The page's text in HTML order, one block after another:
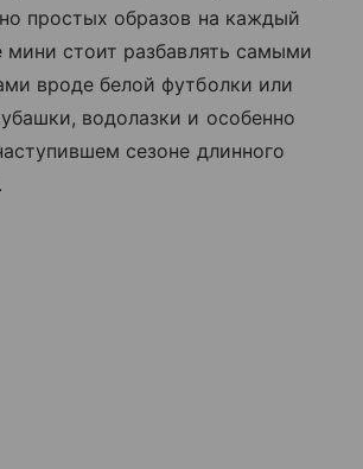
простых образов на каждый
мини стоит разбавлять самыми
вроде белой футболки или
водолазки и особенно
сезоне длинного